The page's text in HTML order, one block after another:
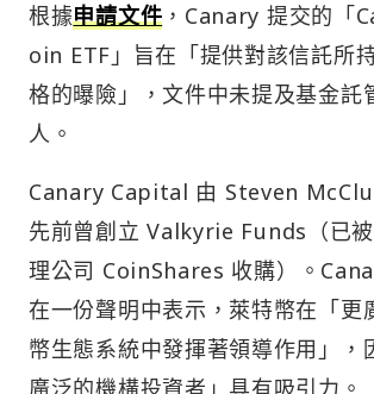
根據申請文件 ，Canary 提交的「
oin ETF」旨在「提供對該信託所
格的曝險」，文件中未提及基金託
人。
Canary Capital 由 Steven
先前曾創立 Valkyrie Funds（已
理公司 CoinShares 收購）。
在一份聲明中表示，萊特幣在「更
幣生態系統中發揮著領導作用」，